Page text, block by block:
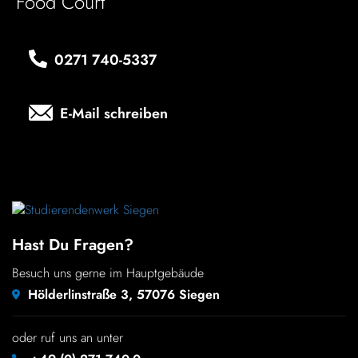
FARBE
News
Kontakt
50 Jahre
0271 740‑5337
E-Mail schreiben
Hast Du Fragen?
Besuch uns gerne im Hauptgebäude
Hölderlinstraße 3, 57076 Siegen
oder ruf uns an unter